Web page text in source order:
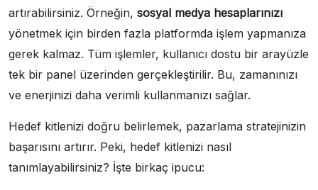
artırabilirsiniz. Örneğin, sosyal medya hesaplarınızı
yönetmek için birden fazla platformda işlem yapmanıza
gerek kalmaz. Tüm işlemler, kullanıcı dostu bir arayüzle
tek bir panel üzerinden gerçekleştirilir. Bu, zamanınızı
ve enerjinizi daha verimli kullanmanızı sağlar.
Hedef kitlenizi doğru belirlemek, pazarlama stratejinizin
başarısını artırır. Peki, hedef kitlenizi nasıl
tanımlayabilirsiniz? İşte birkaç ipucu: